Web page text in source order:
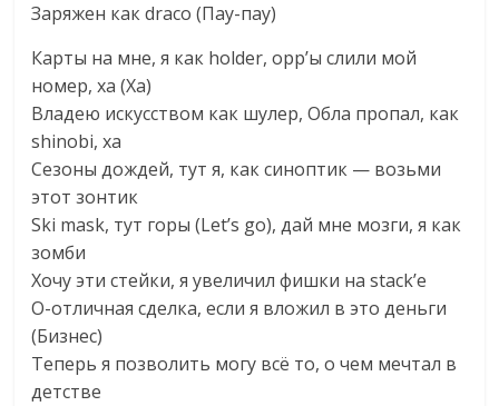
Заряжен как draco (Пау-пау)
Карты на мне, я как holder, opp’ы слили мой
номер, ха (Ха)
Владею искусством как шулер, Обла пропал, как
shinobi, ха
Сезоны дождей, тут я, как синоптик — возьми
этот зонтик
Ski mask, тут горы (Let’s go), дай мне мозги, я как
зомби
Хочу эти стейки, я увеличил фишки на stack’е
О-отличная сделка, если я вложил в это деньги
(Бизнес)
Теперь я позволить могу всё то, о чем мечтал в
детстве